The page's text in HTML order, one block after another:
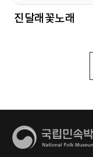
진달래꽃노래